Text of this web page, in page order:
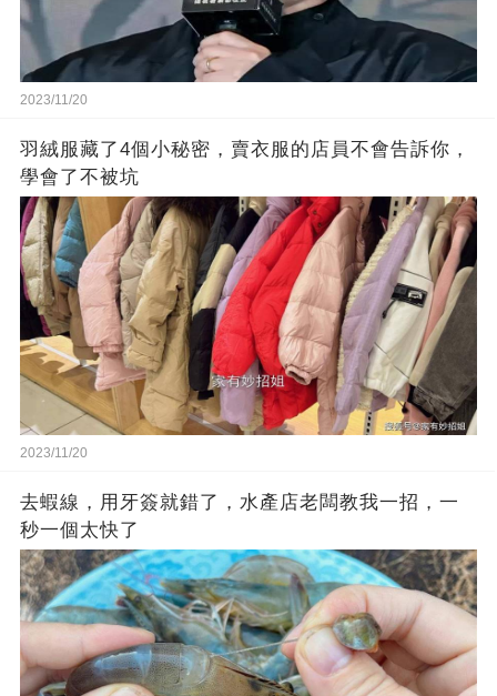
2023/11/20
羽絨服藏了4個小秘密，賣衣服的店員不會告訴你，
學會了不被坑
2023/11/20
去蝦線，用牙簽就錯了，水產店老闆教我一招，一
秒一個太快了